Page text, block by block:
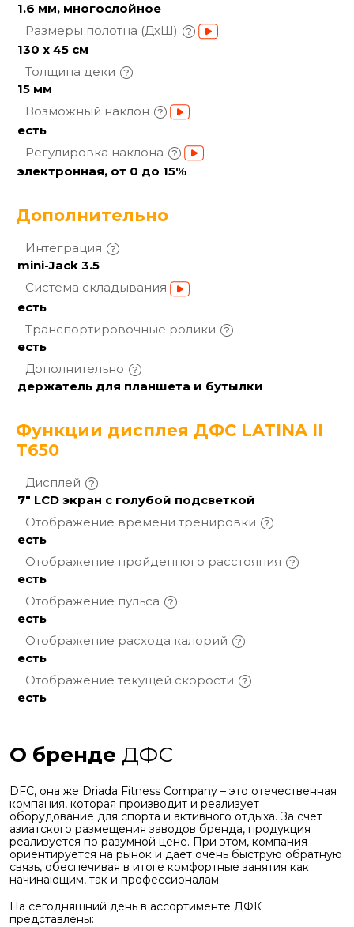
1.6 мм, многослойное
Размеры полотна (ДхШ)
130 х 45 см
Толщина деки
15 мм
Возможный наклон
есть
Регулировка наклона
электронная, от 0 до 15%
Дополнительно
Интеграция
mini-Jack 3.5
Система складывания
есть
Транспортировочные ролики
есть
Дополнительно
держатель для планшета и бутылки
Функции дисплея ДФС LATINA II
T650
Дисплей
7" LCD экран с голубой подсветкой
Отображение времени тренировки
есть
Отображение пройденного расстояния
есть
Отображение пульса
есть
Отображение расхода калорий
есть
Отображение текущей скорости
есть
О бренде ДФС
DFC, она же Driada Fitness Company – это отечественная
компания, которая производит и реализует
оборудование для спорта и активного отдыха. За счет
азиатского размещения заводов бренда, продукция
реализуется по разумной цене. При этом, компания
ориентируется на рынок и дает очень быструю обратную
связь, обеспечивая в итоге комфортные занятия как
начинающим, так и профессионалам.
На сегодняшний день в ассортименте ДФК
представлены: